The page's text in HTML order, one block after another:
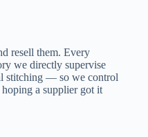
resell them. Every
we directly supervise
stitching — so we control
a supplier got it